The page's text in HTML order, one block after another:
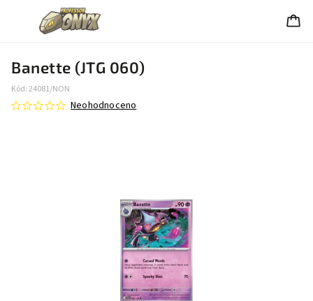
Banette (JTG 060)
Kód:24081/NON
Neohodnoceno